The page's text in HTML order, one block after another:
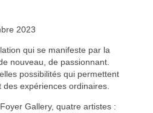
2023
qui se manifeste par la
nouveau, de passionnant.
possibilités qui permettent
expériences ordinaires.
Gallery, quatre artistes :